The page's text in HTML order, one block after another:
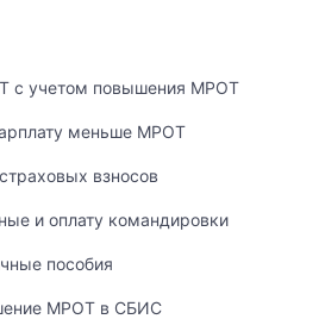
с учетом повышения МРОТ
меньше МРОТ
взносов
и оплату командировки
пособия
МРОТ в СБИС